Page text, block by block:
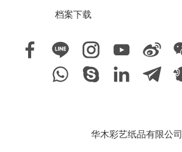
档案下载
华木彩艺纸品有限公司